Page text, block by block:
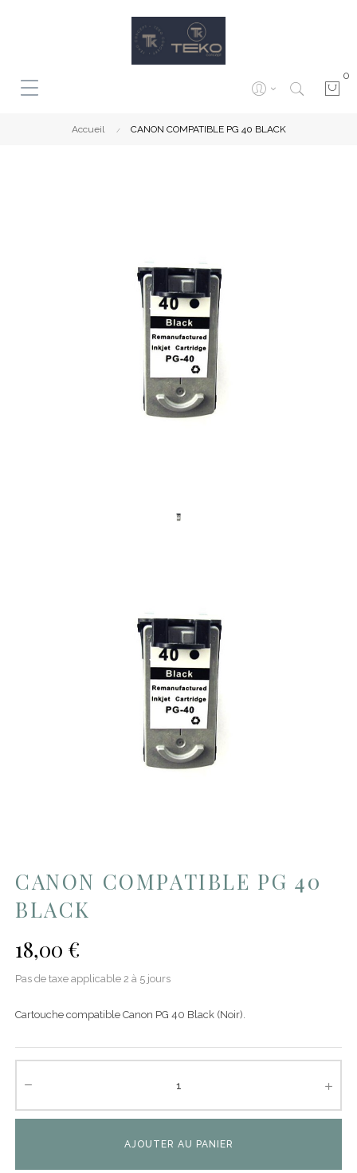
0
Accueil CANON COMPATIBLE PG 40 BLACK
CANON COMPATIBLE PG 40
BLACK
18,00 €
Pas de taxe applicable 2 à 5 jours
Cartouche compatible Canon PG 40 Black (Noir).
AJOUTER AU PANIER